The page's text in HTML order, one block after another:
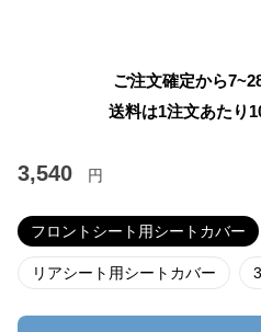
ご注文確定から
送料は1注文あたり
3,540 円
フロントシート用シートカバー
リアシート用シートカバー